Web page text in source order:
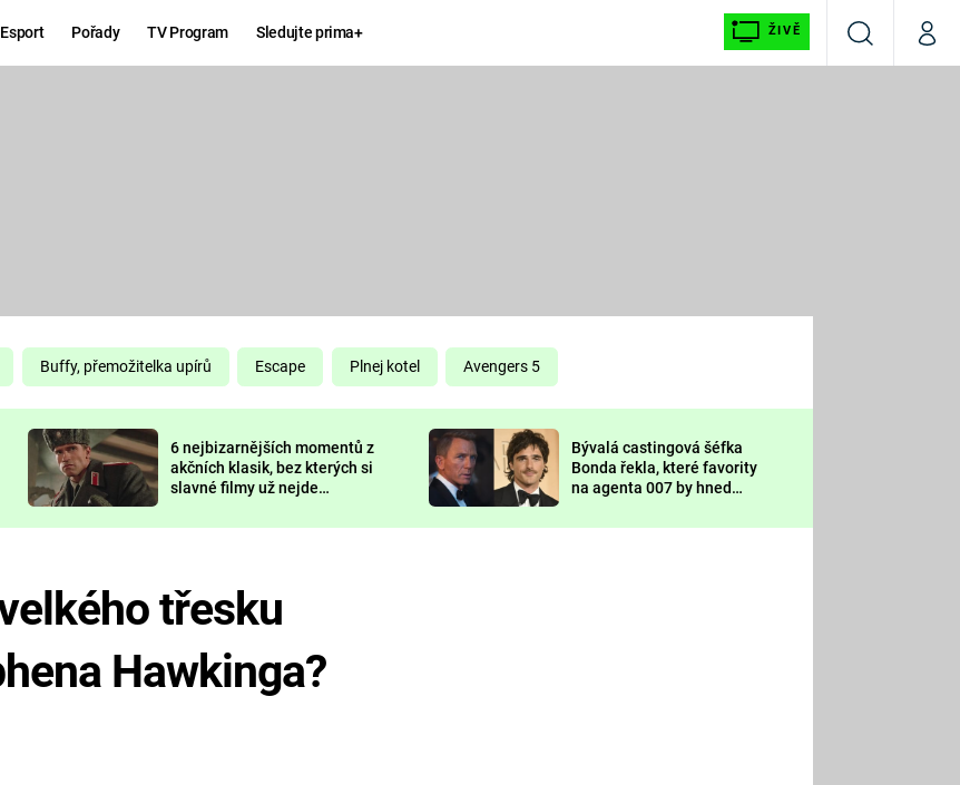
Pořady TV Program Sledujte prima+ ŽIVĚ
VyhledáváníMůj
DELIVERANCE
KOMEDIE
CHUCK
NORRIS
DEADPOOL
Prima LAJK
Sledujte nás
Buffy, přemožitelka upírů Escape Plnej kotel Avengers 5
6 nejbizarnějších momentů z
akčních klasik, bez kterých si
slavné filmy už nejde
Bývalá castingová šéfka
Bonda řekla, které favority
na agenta 007 by hned
třesku
Hawkinga?